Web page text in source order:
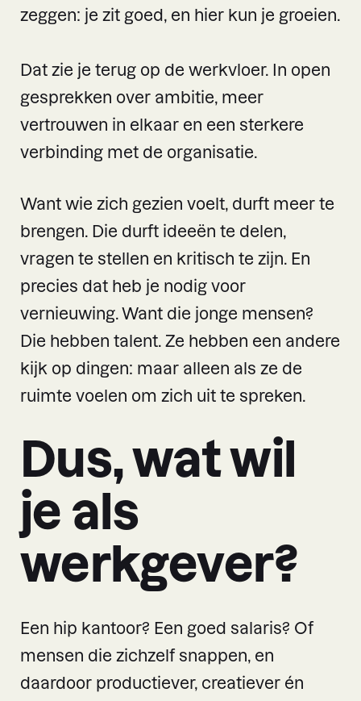
zeggen: je zit goed, en hier kun je groeien.
Dat zie je terug op de werkvloer. In open
gesprekken over ambitie, meer
vertrouwen in elkaar en een sterkere
verbinding met de organisatie.
Want wie zich gezien voelt, durft meer te
brengen. Die durft ideeën te delen,
vragen te stellen en kritisch te zijn. En
precies dat heb je nodig voor
vernieuwing. Want die jonge mensen?
Die hebben talent. Ze hebben een andere
kijk op dingen: maar alleen als ze de
ruimte voelen om zich uit te spreken.
Dus, wat wil
je als
werkgever?
Een hip kantoor? Een goed salaris? Of
mensen die zichzelf snappen, en
daardoor productiever, creatiever én